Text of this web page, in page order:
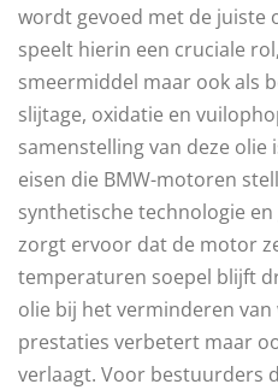
wordt gevoed met de juiste
speelt hierin een cruciale
smeermiddel maar ook als
slijtage, oxidatie en
samenstelling van deze olie
eisen die BMW-motoren
synthetische technologie
zorgt ervoor dat de motor
temperaturen soepel blijft
olie bij het verminderen
prestaties verbetert maar
verlaagt. Voor bestuurders